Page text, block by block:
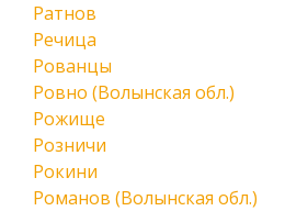
Ратнов
Речица
Рованцы
Ровно (Волынская обл.)
Рожище
Розничи
Рокини
Романов (Волынская обл.)